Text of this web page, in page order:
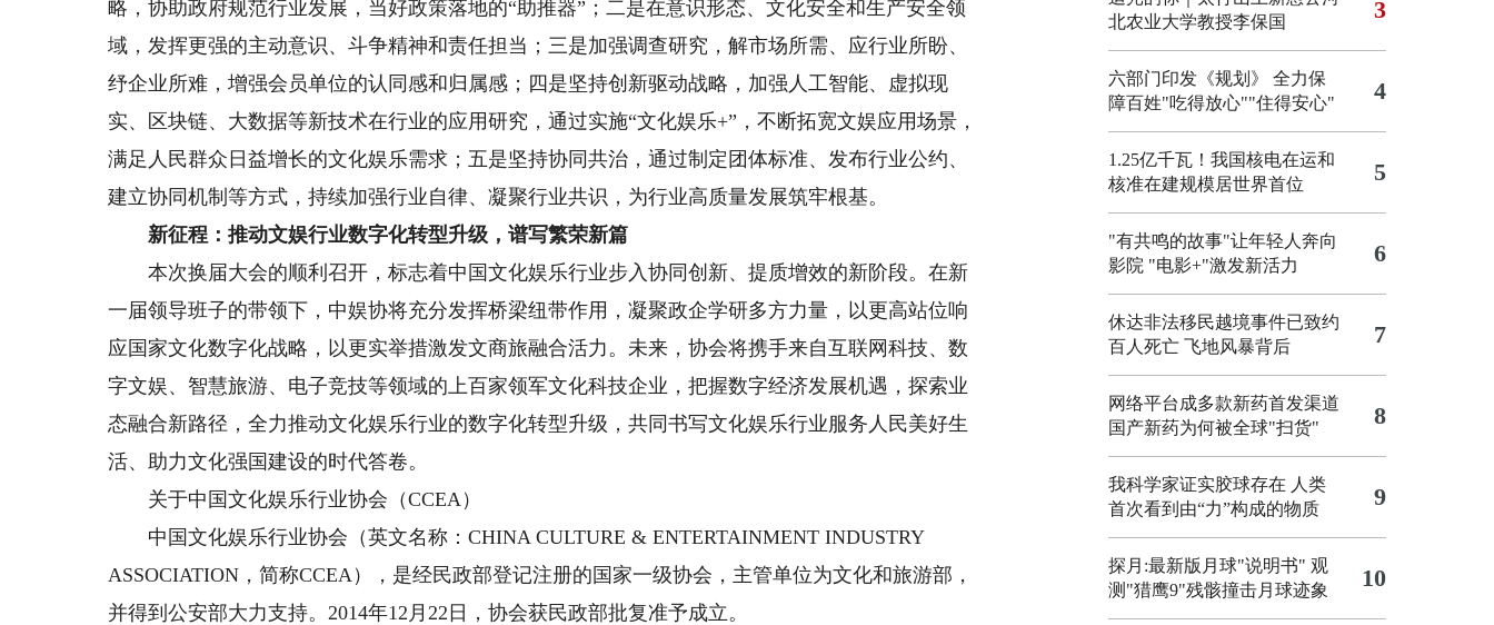
略，协助政府规范行业发展，当好政策落地的“助推器”；二是在意识形态、文化安全和生产安全领
域，发挥更强的主动意识、斗争精神和责任担当；三是加强调查研究，解市场所需、应行业所盼、
纾企业所难，增强会员单位的认同感和归属感；四是坚持创新驱动战略，加强人工智能、虚拟现
实、区块链、大数据等新技术在行业的应用研究，通过实施“文化娱乐+”，不断拓宽文娱应用场景，
满足人民群众日益增长的文化娱乐需求；五是坚持协同共治，通过制定团体标准、发布行业公约、
建立协同机制等方式，持续加强行业自律、凝聚行业共识，为行业高质量发展筑牢根基。
新征程：推动文娱行业数字化转型升级，谱写繁荣新篇
本次换届大会的顺利召开，标志着中国文化娱乐行业步入协同创新、提质增效的新阶段。在新
一届领导班子的带领下，中娱协将充分发挥桥梁纽带作用，凝聚政企学研多方力量，以更高站位响
应国家文化数字化战略，以更实举措激发文商旅融合活力。未来，协会将携手来自互联网科技、数
字文娱、智慧旅游、电子竞技等领域的上百家领军文化科技企业，把握数字经济发展机遇，探索业
态融合新路径，全力推动文化娱乐行业的数字化转型升级，共同书写文化娱乐行业服务人民美好生
活、助力文化强国建设的时代答卷。
关于中国文化娱乐行业协会（CCEA）
中国文化娱乐行业协会（英文名称：CHINA CULTURE & ENTERTAINMENT INDUSTRY
ASSOCIATION，简称CCEA），是经民政部登记注册的国家一级协会，主管单位为文化和旅游部，
并得到公安部大力支持。2014年12月22日，协会获民政部批复准予成立。
北农业大学教授李保国
3
六部门印发《规划》 全力保
障百姓"吃得放心""住得安心"
4
1.25亿千瓦！我国核电在运和
核准在建规模居世界首位
5
"有共鸣的故事"让年轻人奔向
影院 "电影+"激发新活力 6
休达非法移民越境事件已致约
百人死亡 飞地风暴背后 7
网络平台成多款新药首发渠道
国产新药为何被全球"扫货"
8
我科学家证实胶球存在 人类
首次看到由“力”构成的物质
9
探月:最新版月球"说明书" 观
测"猎鹰9"残骸撞击月球迹象
10